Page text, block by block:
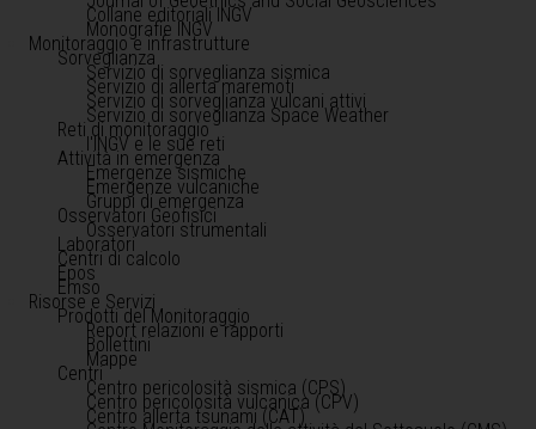
Collane editoriali INGV
Monografie INGV
Monitoraggio e infrastrutture
Sorveglianza
Servizio di sorveglianza sismica
Servizio di allerta maremoti
Servizio di sorveglianza vulcani attivi
Servizio di sorveglianza Space Weather
Reti di monitoraggio
l'INGV e le sue reti
Attività in emergenza
Emergenze sismiche
Emergenze vulcaniche
Gruppi di emergenza
Osservatori Geofisici
Osservatori strumentali
Laboratori
Centri di calcolo
Epos
Emso
Risorse e Servizi
Prodotti del Monitoraggio
Report relazioni e rapporti
Bollettini
Mappe
Centri
Centro pericolosità sismica (CPS)
Centro pericolosità vulcanica (CPV)
Centro allerta tsunami (CAT)